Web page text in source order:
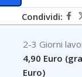
Condividi:
2-3 Giorni
4,90 Euro
Euro)